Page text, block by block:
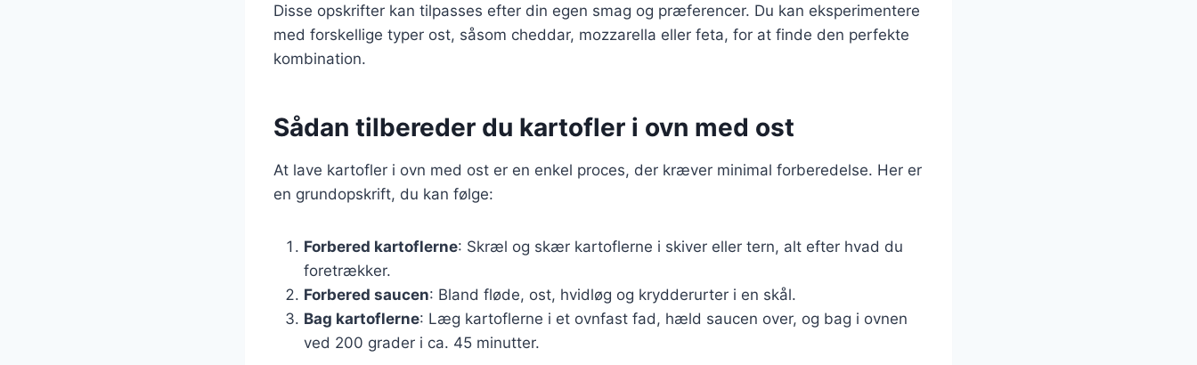
Disse opskrifter kan tilpasses efter din egen smag og præferencer. Du kan eksperimentere
med forskellige typer ost, såsom cheddar, mozzarella eller feta, for at finde den perfekte
kombination.
Sådan tilbereder du kartofler i ovn med ost
At lave kartofler i ovn med ost er en enkel proces, der kræver minimal forberedelse. Her er
en grundopskrift, du kan følge:
Forbered kartoflerne: Skræl og skær kartoflerne i skiver eller tern, alt efter hvad du
foretrækker.
Forbered saucen: Bland fløde, ost, hvidløg og krydderurter i en skål.
Bag kartoflerne: Læg kartoflerne i et ovnfast fad, hæld saucen over, og bag i ovnen
ved 200 grader i ca. 45 minutter.